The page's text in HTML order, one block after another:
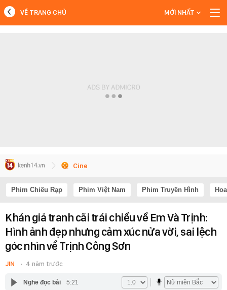
VỀ TRANG CHỦ MỚI NHẤT
Cine
Phim Chiếu Rạp Phim Việt Nam Phim Truyền Hình
Khán giả tranh cãi trái chiều về Em Và Trịnh:
Hình ảnh đẹp nhưng cảm xúc nửa vời, sai lệch
góc nhìn về Trịnh Công Sơn
JIN 4 năm trước
Nghe đọc bài 5:21